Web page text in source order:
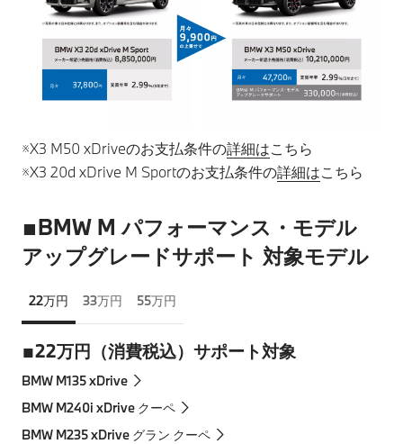
※X3 M50 xDriveのお支払条件の詳細はこちら
※X3 20d xDrive M Sportのお支払条件の詳細はこちら
■BMW M パフォーマンス・モデル
アップグレードサポート 対象モデル
22万円 33万円 55万円
■22万円（消費税込）サポート対象
BMW M135 xDrive
BMW M240i xDrive クーペ
BMW M235 xDrive グラン クーペ